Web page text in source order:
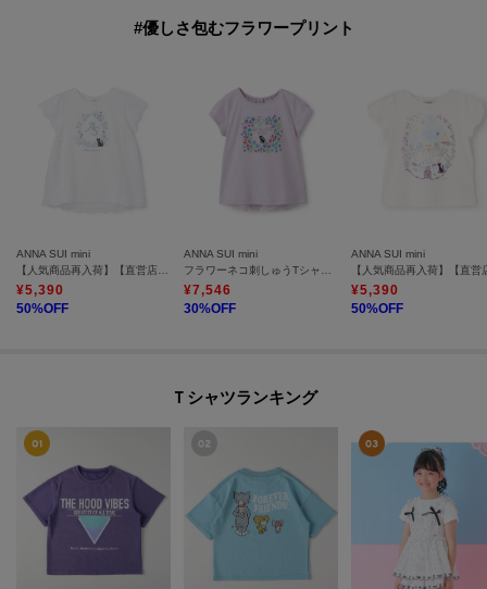
#優しさ包むフラワープリント
ANNA SUI mini
¥5,390
50%OFF
ANNA SUI mini
¥7,546
30%OFF
ANNA SUI mini
¥5,390
50%OFF
Ｔシャツランキング